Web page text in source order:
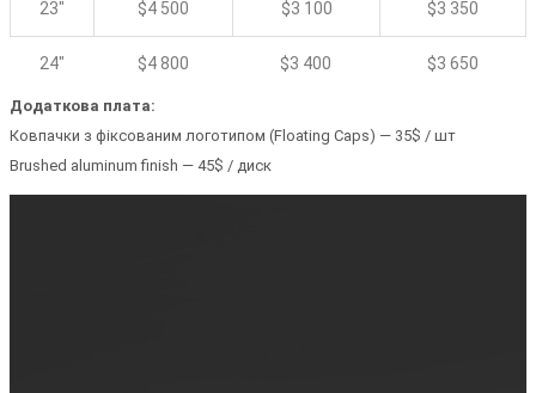
23″ $4 500 $3 100 $3 350
24″ $4 800 $3 400 $3 650
Додаткова плата:
Ковпачки з фіксованим логотипом (Floating Caps) — 35$ / шт
Brushed aluminum finish — 45$ / диск